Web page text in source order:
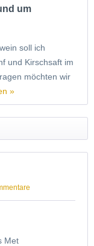
um
soll ich
und Kirschsaft im
möchten wir
»
Met